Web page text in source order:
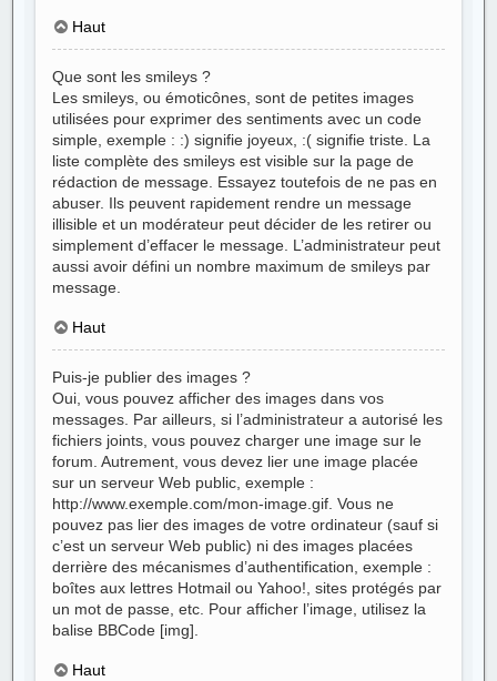
Haut
Que sont les smileys ?
Les smileys, ou émoticônes, sont de petites images
utilisées pour exprimer des sentiments avec un code
simple, exemple : :) signifie joyeux, :( signifie triste. La
liste complète des smileys est visible sur la page de
rédaction de message. Essayez toutefois de ne pas en
abuser. Ils peuvent rapidement rendre un message
illisible et un modérateur peut décider de les retirer ou
simplement d’effacer le message. L’administrateur peut
aussi avoir défini un nombre maximum de smileys par
message.
Haut
Puis-je publier des images ?
Oui, vous pouvez afficher des images dans vos
messages. Par ailleurs, si l’administrateur a autorisé les
fichiers joints, vous pouvez charger une image sur le
forum. Autrement, vous devez lier une image placée
sur un serveur Web public, exemple :
http://www.exemple.com/mon-image.gif. Vous ne
pouvez pas lier des images de votre ordinateur (sauf si
c’est un serveur Web public) ni des images placées
derrière des mécanismes d’authentification, exemple :
boîtes aux lettres Hotmail ou Yahoo!, sites protégés par
un mot de passe, etc. Pour afficher l’image, utilisez la
balise BBCode [img].
Haut